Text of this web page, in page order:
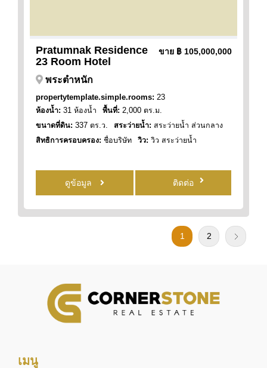
Pratumnak Residence
23 Room Hotel
ขาย ฿ 105,000,000
พระตำหนัก
propertytemplate.simple.rooms: 23
ห้องน้ำ: 31 ห้องน้ำ พื้นที่: 2,000 ตร.ม.
ขนาดที่ดิน: 337 ตร.ว. สระว่ายน้ำ: สระว่ายน้ำ ส่วนกลาง
สิทธิการครอบครอง: ชื่อบริษัท วิว: วิว สระว่ายน้ำ
ดูข้อมูล ติดต่อ
1 2
เมนู